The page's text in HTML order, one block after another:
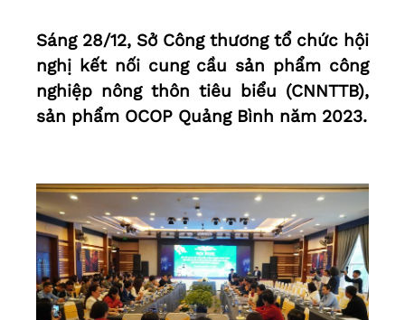
Sáng 28/12, Sở Công thương tổ chức hội
nghị kết nối cung cầu sản phẩm công
nghiệp nông thôn tiêu biểu (CNNTTB),
sản phẩm OCOP Quảng Bình năm 2023.